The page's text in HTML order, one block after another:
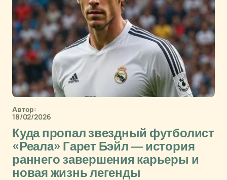
Автор:
18/02/2026
Куда пропал звездный футболист
«Реала» Гарет Бэйл — история
раннего завершения карьеры и
новая жизнь легенды